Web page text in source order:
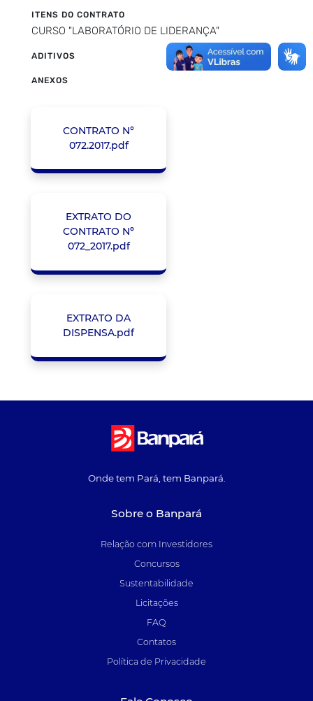
ITENS DO CONTRATO
CURSO "LABORATÓRIO DE LIDERANÇA"
ADITIVOS
ANEXOS
CONTRATO N°
072.2017.pdf
EXTRATO DO
CONTRATO Nº
072_2017.pdf
EXTRATO DA
DISPENSA.pdf
Onde tem Pará, tem Banpará.
Sobre o Banpará
Relação com Investidores
Concursos
Sustentabilidade
Licitações
FAQ
Contatos
Política de Privacidade